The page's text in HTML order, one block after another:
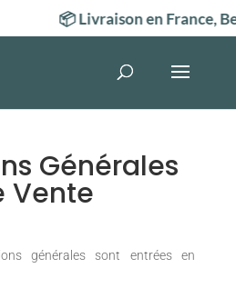
📦 Livraison en France,
Générales
Vente
générales sont entrées en